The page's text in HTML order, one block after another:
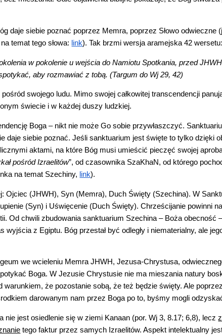
daje siebie poznać poprzez Memra, poprzez Słowo odwieczne
temat tego słowa: link). Tak brzmi wersja aramejska 42 wersetu:
w pokolenie u wejścia do Namiotu Spotkania, przed
aby rozmawiać z tobą. (Targum do Wj 29, 42)
swojego ludu. Mimo swojej całkowitej transcendencji
świecie i w każdej duszy ludzkiej.
Boga – nikt nie może Go sobie przywłaszczyć.
daje siebie poznać. Jeśli sanktuarium jest święte to tylko dzięki
aktami, na które Bóg musi umieścić pieczęć swojej
pośród Izraelitów”, od czasownika SzaKhaN, od którego
na temat Szechiny, link).
Ojciec (JHWH), Syn (Memra), Duch Święty (Szechina). W
(Syn) i Uświęcenie (Duch Święty). Chrześcijanie powinni
Od chwili zbudowania sanktuarium Szechina – Boża obecność
z Egiptu. Bóg przestał być odległy i niematerialny, ale
we wcieleniu Memra JHWH, Jezusa-Chrystusa,
Boga. W Jezusie Chrystusie nie ma mieszania natury
że pozostanie sobą, że też będzie święty. Ale
darowanym nam przez Boga po to, byśmy mogli
jest osiedlenie się w ziemi Kanaan (por. Wj 3, 8.17; 6,8), lecz
tego faktur przez samych Izraelitów. Aspekt intelektualny